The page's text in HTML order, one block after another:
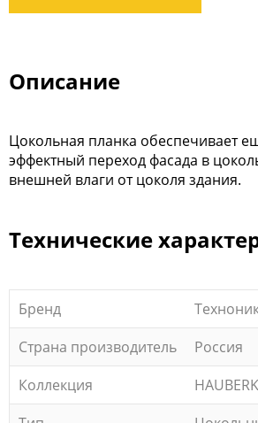
Описание
Цокольная планка обеспечивает
эффектный переход фасада в
внешней влаги от цоколя здания.
Технические
Бренд
Страна производитель
Россия
Коллекция
HAUBERK